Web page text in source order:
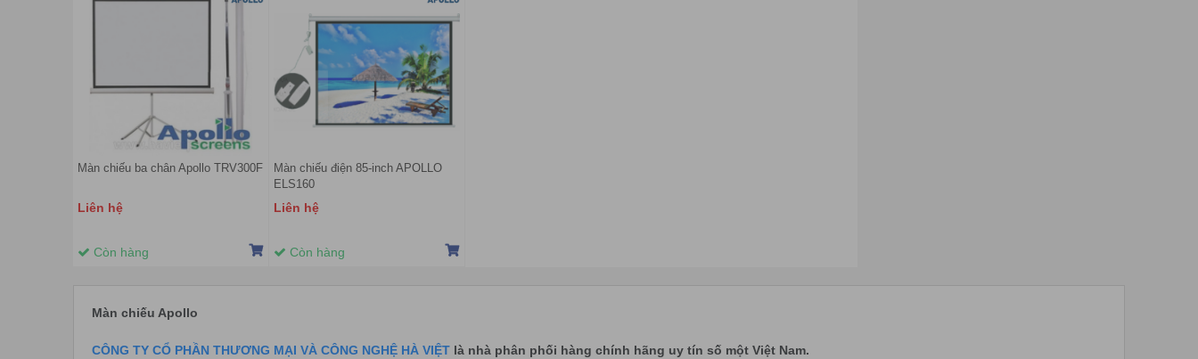
Màn chiếu ba chân Apollo TRV300F
Liên hệ
Còn hàng
Màn chiếu điện 85-inch APOLLO
ELS160
Liên hệ
Còn hàng
Màn chiếu Apollo
CÔNG TY CỔ PHẦN THƯƠNG MẠI VÀ CÔNG NGHỆ HÀ VIỆT là nhà phân phối hàng chính hãng uy tín số một Việt Nam.